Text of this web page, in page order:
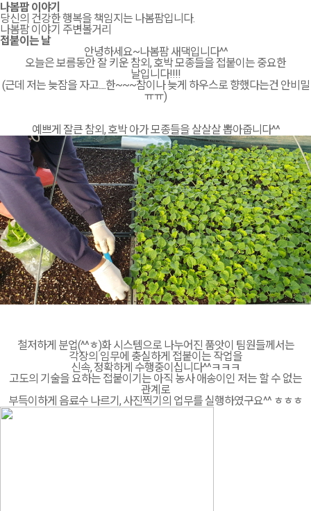
나봄팜 이야기
당신의 건강한 행복을 책임지는 나봄팜입니다.
나봄팜 이야기 주변볼거리
접붙이는 날
안녕하세요~나봄팜 새댁입니다^^
오늘은 보름동안 잘 키운 참외, 호박 모종들을 접붙이는 중요한
날입니다!!!!
(근데 저는 늦잠을 자고.....한~~~참이나 늦게 하우스로 향했다는건 안비밀
ㅠㅠ)
예쁘게 잘큰 참외, 호박 아가 모종들을 살살살 뽑아줍니다^^
철저하게 분업(^^ㅎ)화 시스템으로 나누어진 품앗이 팀원들께서는
각장의 임무에 충실하게 접붙이는 작업을
신속, 정확하게 수행중이십니다^^ㅋㅋㅋ
고도의 기술을 요하는 접붙이기는 아직 농사 애송이인 저는 할 수 없는
관계로
부득이하게 음료수 나르기, 사진찍기의 업무를 실행하였구요^^ ㅎㅎㅎ